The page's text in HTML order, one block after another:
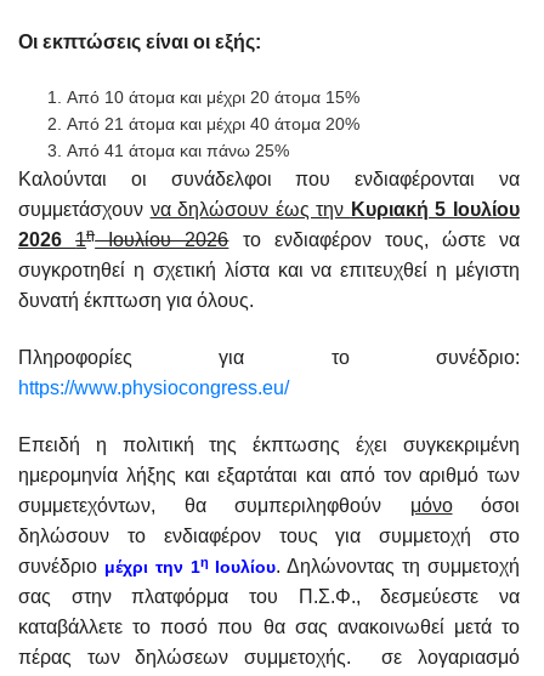
Οι εκπτώσεις είναι οι εξής:
Από 10 άτομα και μέχρι 20 άτομα 15%
Από 21 άτομα και μέχρι 40 άτομα 20%
Από 41 άτομα και πάνω 25%
Καλούνται οι συνάδελφοι που ενδιαφέρονται να
συμμετάσχουν να δηλώσουν έως την Κυριακή 5 Ιουλίου
2026
1ηΙουλίου 2026το ενδιαφέρον τους, ώστε να
συγκροτηθεί η σχετική λίστα και να επιτευχθεί η μέγιστη
δυνατή έκπτωση για όλους.
Πληροφορίες για το συνέδριο:
https://www.physiocongress.eu/
Επειδή η πολιτική της έκπτωσης έχει συγκεκριμένη
ημερομηνία λήξης και εξαρτάται και από τον αριθμό των
συμμετεχόντων, θα συμπεριληφθούν μόνοόσοι
δηλώσουν το ενδιαφέρον τους για συμμετοχή στο
συνέδριο μέχρι την 1η Ιουλίου. Δηλώνοντας τη συμμετοχή
σας στην πλατφόρμα του Π.Σ.Φ., δεσμεύεστε να
καταβάλλετε το ποσό που θα σας ανακοινωθεί μετά το
πέρας των δηλώσεων συμμετοχής. σε λογαριασμό